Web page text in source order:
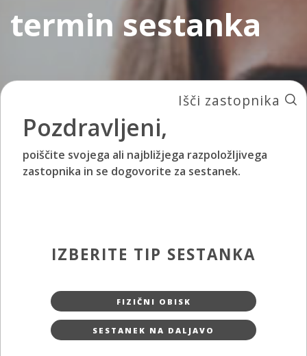
termin sestanka
Išči zastopnika
Pozdravljeni,
poiščite svojega ali najbližjega razpoložljivega
zastopnika in se dogovorite za sestanek.
IZBERITE TIP SESTANKA
FIZIČNI OBISK
SESTANEK NA DALJAVO